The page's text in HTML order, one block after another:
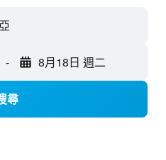
- 8月18日 週二
尋